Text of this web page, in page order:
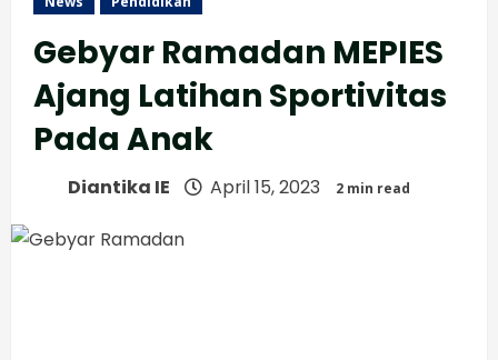
Gebyar Ramadan MEPIES
Ajang Latihan Sportivitas
Pada Anak
Diantika IE April 15, 2023 2 min read